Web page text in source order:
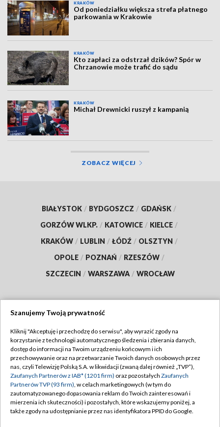
KRAKÓW
Od poniedziałku większa strefa płatnego
parkowania w Krakowie
KRAKÓW
Kto zapłaci za odstrzał dzików? Spór w
Chrzanowie może trafić do sądu
KRAKÓW
Michał Drewnicki ruszył z kampanią
ZOBACZ WIĘCEJ
BIAŁYSTOK / BYDGOSZCZ / GDAŃSK /
GORZÓW WLKP. / KATOWICE / KIELCE /
KRAKÓW / LUBLIN / ŁÓDŹ / OLSZTYN /
OPOLE / POZNAŃ / RZESZÓW /
SZCZECIN / WARSZAWA / WROCŁAW
TVP
Abonament TVP
Emisja w TVP
Centrum informacji TVP
Naziemna Telewizja Cyfrowa
Regulamin TVP
Polityka prywatności
Moje zgody
Pomoc
Szanujemy Twoją prywatność
Kliknij "Akceptuję i przechodzę do serwisu", aby wyrazić zgody na
korzystanie z technologii automatycznego śledzenia i zbierania danych,
dostęp do informacji na Twoim urządzeniu końcowym i ich
przechowywanie oraz na przetwarzanie Twoich danych osobowych przez
nas, czyli Telewizję Polską S.A. w likwidacji (zwaną dalej również „TVP”),
Zaufanych Partnerów z IAB* (1201 firm) oraz pozostałych Zaufanych
Partnerów TVP (93 firm), w celach marketingowych (w tym do
zautomatyzowanego dopasowania reklam do Twoich zainteresowań i
mierzenia ich skuteczności) i pozostałych, które wskazujemy poniżej, a
także zgody na udostępnianie przez nas identyfikatora PPID do Google.